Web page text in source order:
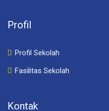
Profil
Profil Sekolah
Fasilitas Sekolah
Kontak